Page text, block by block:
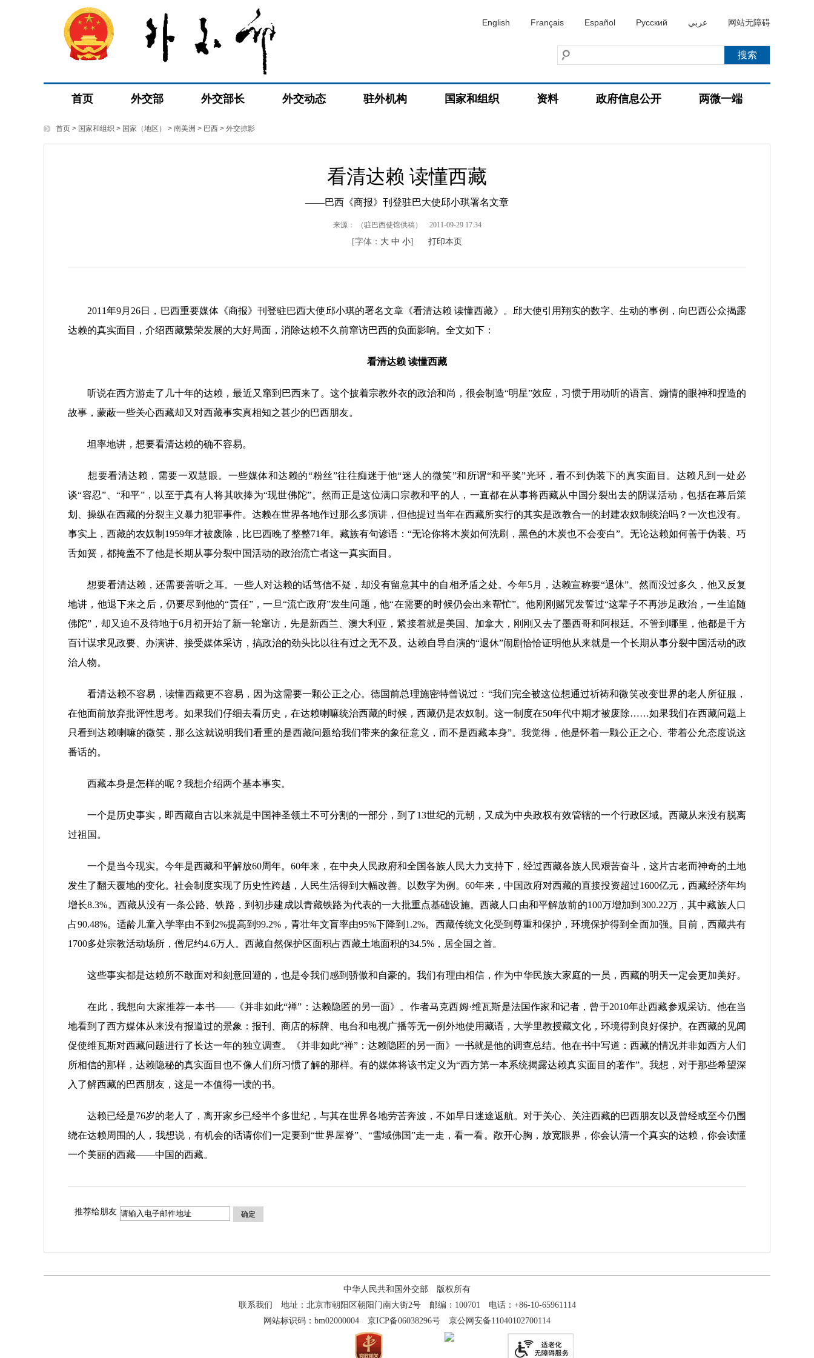
English Français Español Русский عربي 网站无障碍
首页 外交部 外交部长 外交动态 驻外机构 国家和组织 资料 政府信息公开 两微一端
首页 > 国家和组织 > 国家（地区） > 南美洲 > 巴西 > 外交掠影
看清达赖 读懂西藏
——巴西《商报》刊登驻巴大使邱小琪署名文章
来源： （驻巴西使馆供稿） 2011-09-29 17:34
[字体： 大 中 小] 打印本页
2011年9月26日，巴西重要媒体《商报》刊登驻巴西大使邱小琪的署名文章《看清达赖 读懂西藏》。邱大使引用翔实的数字、生动的事例，向巴西公众揭露
达赖的真实面目，介绍西藏繁荣发展的大好局面，消除达赖不久前窜访巴西的负面影响。全文如下：
看清达赖 读懂西藏
听说在西方游走了几十年的达赖，最近又窜到巴西来了。这个披着宗教外衣的政治和尚，很会制造“明星”效应，习惯于用动听的语言、煽情的眼神和捏造的
故事，蒙蔽一些关心西藏却又对西藏事实真相知之甚少的巴西朋友。
坦率地讲，想要看清达赖的确不容易。
想要看清达赖，需要一双慧眼。一些媒体和达赖的“粉丝”往往痴迷于他“迷人的微笑”和所谓“和平奖”光环，看不到伪装下的真实面目。达赖凡到一处必
谈“容忍”、“和平”，以至于真有人将其吹捧为“现世佛陀”。然而正是这位满口宗教和平的人，一直都在从事将西藏从中国分裂出去的阴谋活动，包括在幕后策
划、操纵在西藏的分裂主义暴力犯罪事件。达赖在世界各地作过那么多演讲，但他提过当年在西藏所实行的其实是政教合一的封建农奴制统治吗？一次也没有。
事实上，西藏的农奴制1959年才被废除，比巴西晚了整整71年。藏族有句谚语：“无论你将木炭如何洗刷，黑色的木炭也不会变白”。无论达赖如何善于伪装、巧
舌如簧，都掩盖不了他是长期从事分裂中国活动的政治流亡者这一真实面目。
想要看清达赖，还需要善听之耳。一些人对达赖的话笃信不疑，却没有留意其中的自相矛盾之处。今年5月，达赖宣称要“退休”。然而没过多久，他又反复
地讲，他退下来之后，仍要尽到他的“责任”，一旦“流亡政府”发生问题，他“在需要的时候仍会出来帮忙”。他刚刚赌咒发誓过“这辈子不再涉足政治，一生追随
佛陀”，却又迫不及待地于6月初开始了新一轮窜访，先是新西兰、澳大利亚，紧接着就是美国、加拿大，刚刚又去了墨西哥和阿根廷。不管到哪里，他都是千方
百计谋求见政要、办演讲、接受媒体采访，搞政治的劲头比以往有过之无不及。达赖自导自演的“退休”闹剧恰恰证明他从来就是一个长期从事分裂中国活动的政
治人物。
看清达赖不容易，读懂西藏更不容易，因为这需要一颗公正之心。德国前总理施密特曾说过：“我们完全被这位想通过祈祷和微笑改变世界的老人所征服，
在他面前放弃批评性思考。如果我们仔细去看历史，在达赖喇嘛统治西藏的时候，西藏仍是农奴制。这一制度在50年代中期才被废除……如果我们在西藏问题上
只看到达赖喇嘛的微笑，那么这就说明我们看重的是西藏问题给我们带来的象征意义，而不是西藏本身”。我觉得，他是怀着一颗公正之心、带着公允态度说这
番话的。
西藏本身是怎样的呢？我想介绍两个基本事实。
一个是历史事实，即西藏自古以来就是中国神圣领土不可分割的一部分，到了13世纪的元朝，又成为中央政权有效管辖的一个行政区域。西藏从来没有脱离
过祖国。
一个是当今现实。今年是西藏和平解放60周年。60年来，在中央人民政府和全国各族人民大力支持下，经过西藏各族人民艰苦奋斗，这片古老而神奇的土地
发生了翻天覆地的变化。社会制度实现了历史性跨越，人民生活得到大幅改善。以数字为例。60年来，中国政府对西藏的直接投资超过1600亿元，西藏经济年均
增长8.3%。西藏从没有一条公路、铁路，到初步建成以青藏铁路为代表的一大批重点基础设施。西藏人口由和平解放前的100万增加到300.22万，其中藏族人口
占90.48%。适龄儿童入学率由不到2%提高到99.2%，青壮年文盲率由95%下降到1.2%。西藏传统文化受到尊重和保护，环境保护得到全面加强。目前，西藏共有
1700多处宗教活动场所，僧尼约4.6万人。西藏自然保护区面积占西藏土地面积的34.5%，居全国之首。
这些事实都是达赖所不敢面对和刻意回避的，也是令我们感到骄傲和自豪的。我们有理由相信，作为中华民族大家庭的一员，西藏的明天一定会更加美好。
在此，我想向大家推荐一本书——《并非如此“禅”：达赖隐匿的另一面》。作者马克西姆·维瓦斯是法国作家和记者，曾于2010年赴西藏参观采访。他在当
地看到了西方媒体从来没有报道过的景象：报刊、商店的标牌、电台和电视广播等无一例外地使用藏语，大学里教授藏文化，环境得到良好保护。在西藏的见闻
促使维瓦斯对西藏问题进行了长达一年的独立调查。《并非如此“禅”：达赖隐匿的另一面》一书就是他的调查总结。他在书中写道：西藏的情况并非如西方人们
所相信的那样，达赖隐秘的真实面目也不像人们所习惯了解的那样。有的媒体将该书定义为“西方第一本系统揭露达赖真实面目的著作”。我想，对于那些希望深
入了解西藏的巴西朋友，这是一本值得一读的书。
达赖已经是76岁的老人了，离开家乡已经半个多世纪，与其在世界各地劳苦奔波，不如早日迷途返航。对于关心、关注西藏的巴西朋友以及曾经或至今仍围
绕在达赖周围的人，我想说，有机会的话请你们一定要到“世界屋脊”、“雪域佛国”走一走，看一看。敞开心胸，放宽眼界，你会认清一个真实的达赖，你会读懂
一个美丽的西藏——中国的西藏。
推荐给朋友 确定
中华人民共和国外交部 版权所有
联系我们 地址：北京市朝阳区朝阳门南大街2号 邮编：100701 电话：+86-10-65961114
网站标识码：bm02000004 京ICP备06038296号 京公网安备11040102700114